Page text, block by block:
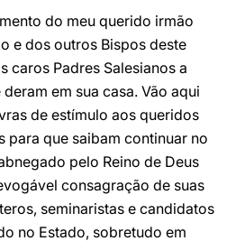
do meu querido irmão
e dos outros Bispos deste
caros Padres Salesianos a
em sua casa. Vão aqui
de estímulo aos queridos
para que saibam continuar no
pelo Reino de Deus
consagração de suas
seminaristas e candidatos
no Estado, sobretudo em